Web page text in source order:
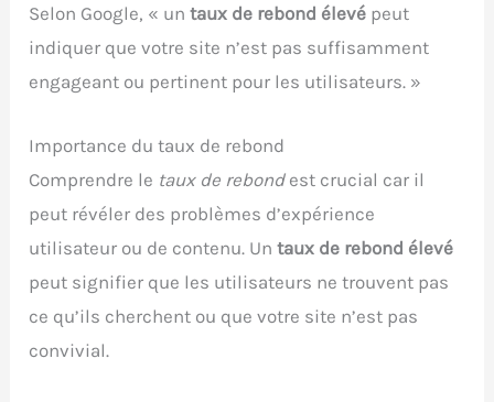
Selon Google, « untaux de rebond élevé peut
indiquer que votre site n’est pas suffisamment
engageant ou pertinent pour les utilisateurs. »
Importance du taux de rebond
Comprendre le taux de rebondest crucial car il
peut révéler des problèmes d’expérience
utilisateur ou de contenu. Untaux de rebond élevé
peut signifier que les utilisateurs ne trouvent pas
ce qu’ils cherchent ou que votre site n’est pas
convivial.